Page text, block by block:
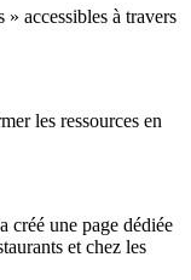
accessibles à travers
les ressources en
créé une page dédiée
et chez les